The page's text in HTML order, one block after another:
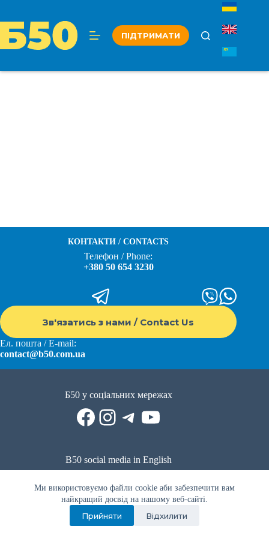
вмісту
Ми використовуємо файли cookie аби забезпечити вам
найкращий досвід на нашому веб-сайті.
Прийняти Відхилити
ПІДТРИМАТИ
КОНТАКТИ / CONTACTS
Телефон / Phone:
+380 50 654 3230
Зв'язатись з нами / Contact Us
Ел. пошта / E-mail:
contact@b50.com.ua
Б50 у соціальних мережах
Facebook
Instagram
Telegram
YouTube
B50 social media in English
Reddit
Facebook
LinkedIn
YouTube
WhatsApp
Політика приватності|Публічна оферта|Умови використання
Privacy Policy|Public offer Terms of use